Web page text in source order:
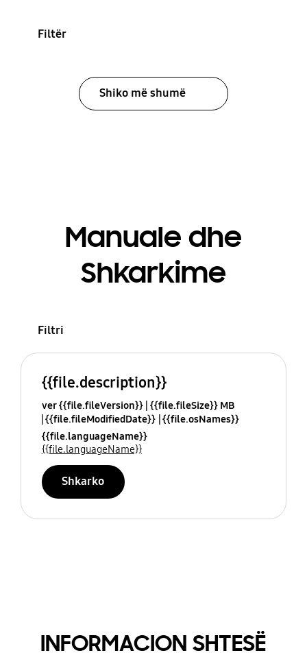
Filtër
Shiko më shumë
Manuale dhe
Shkarkime
Filtri
{{file.description}}
ver {{file.fileVersion}} {{file.fileSize}} MB
{{file.fileModifiedDate}} {{file.osNames}}
{{file.languageName}}
{{file.languageName}}
Shkarko
INFORMACION SHTESË